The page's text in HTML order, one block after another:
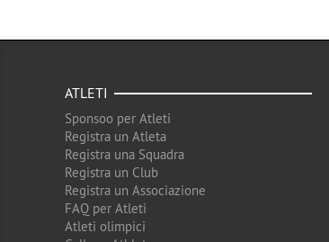
ATLETI
Sponsoo per Atleti
Registra un Atleta
Registra una Squadra
Registra un Club
Registra un Associazione
FAQ per Atleti
Atleti olimpici